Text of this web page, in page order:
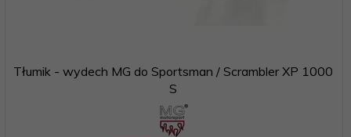
Tłumik - wydech MG do Sportsman / Scrambler XP 1000
S